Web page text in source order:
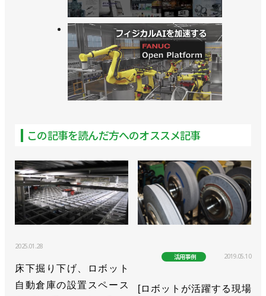
臨！／サンエース編
>>[ロボへの道も一歩からCase.1-⑥]ハンドの爪、削
ってます／サンエース編
>>[ロボへの道も一歩からCase.１-④]ロボ決まる／
サンエース編
中／サンエース編
>>[ロボへの道も一歩からCase.1-②]ベテラン斉藤さ
ん現わる！／サンエース編
>>[新連載・ロボへの道も一歩からCase.1-①]やっぱ
りコロナはキツかった／サンエース編
この記事を読んだ方へのオススメ記事
2025.01.28
床下掘り下げ、ロボット
自動倉庫の設置スペース
活用事例 2019.05.10
[ロボットが活躍する現場